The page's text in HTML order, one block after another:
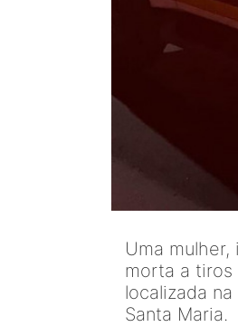
Uma
morta a
localizada
Santa Maria.